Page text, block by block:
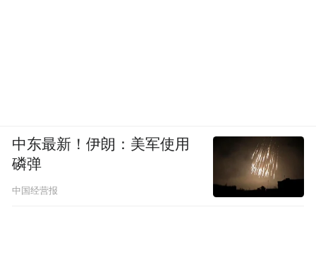
中东最新！伊朗：美军使用
磷弹
中国经营报